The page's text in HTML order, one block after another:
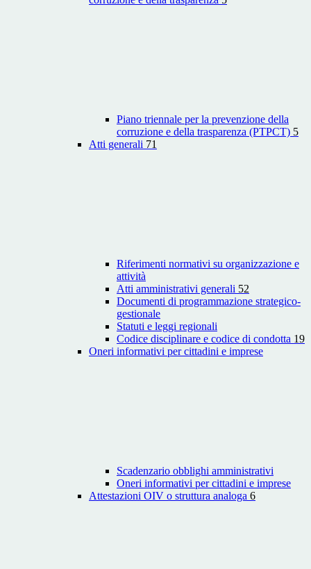
Piano triennale per la prevenzione della
corruzione e della trasparenza (PTPCT) 5
Atti generali 71
Riferimenti normativi su organizzazione e
attività
Atti amministrativi generali 52
Documenti di programmazione strategico-
gestionale
Statuti e leggi regionali
Codice disciplinare e codice di condotta 19
Oneri informativi per cittadini e imprese
Scadenzario obblighi amministrativi
Oneri informativi per cittadini e imprese
Attestazioni OIV o struttura analoga 6